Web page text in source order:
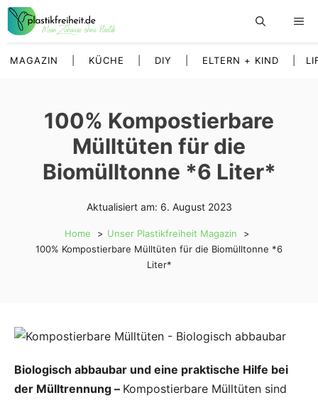
Zum
Inhalt
MAGAZIN KÜCHE DIY ELTERN + KIND
100% Kompostierbare
Mülltüten für die
Biomülltonne *6 Liter*
Aktualisiert am: 6. August 2023
Home
Unser Plastikfreiheit Magazin
100% Kompostierbare Mülltüten für die Biomülltonne *6
Liter*
Biologisch abbaubar und eine praktische Hilfe bei
der Mülltrennung – Kompostierbare Mülltüten sind